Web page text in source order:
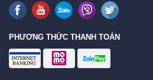
PHƯƠNG THỨC THANH TOÁN